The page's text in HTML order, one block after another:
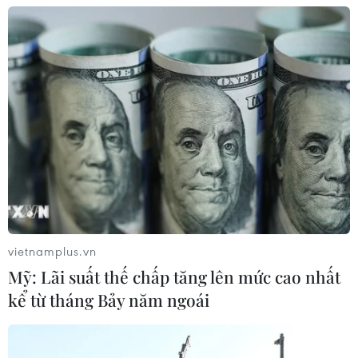
06/08/2026 06:56
Kim ngạch thương mại
song phương giữa hai nước Việt Nam
và Thái Lan
06/08/2026 06:24
Chủ động nguồn điện phục vụ Hội
nghị cấp cao APEC 2027
06/08/2026 04:31
Doanh nghiệp Trung Quốc đánh giá
cao triển vọng hợp tác cơ giới hóa
vietnamplus.vn
Mỹ: Lãi suất thế chấp tăng lên mức cao nhất
kể từ tháng Bảy năm ngoái